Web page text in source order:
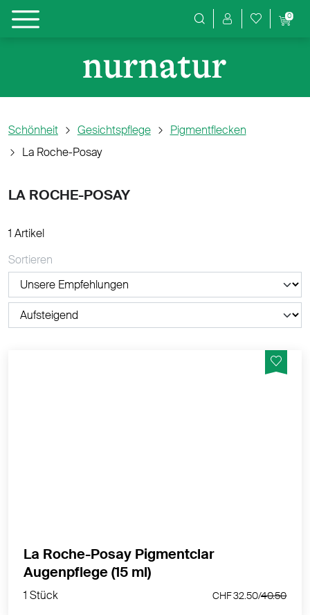
Produktsuche
0
Schönheit Gesichtspflege
Pigmentflecken
La Roche-Posay
LA ROCHE-POSAY
1 Artikel
Sortieren
1 Stück
La Roche-Posay Pigmentclar
Augenpflege (15 ml)
1 Stück CHF 32.50/40.50